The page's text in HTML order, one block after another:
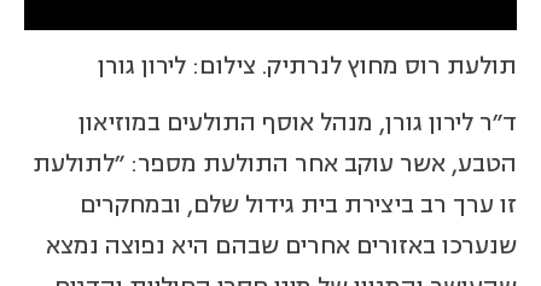
תולעת רוס מחוץ לנרתיק. צילום: לירון גורן
ד"ר לירון גורן, מנהל אוסף התולעים במוזיאון
הטבע, אשר עוקב אחר התולעת מספר: "לתולעת
זו ערך רב ביצירת בית גידול שלם, ובמחקרים
שנערכו באזורים אחרים שבהם היא נפוצה נמצא